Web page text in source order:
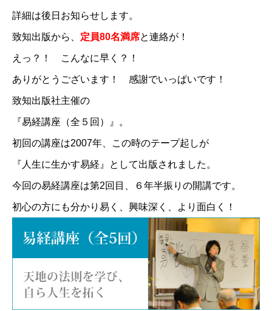
詳細は後日お知らせします。
致知出版から、 定員80名満席と連絡が！
えっ？！ こんなに早く？！
ありがとうございます！ 感謝でいっぱいです！
致知出版社主催の
『易経講座（全５回）』 。
初回の講座は2007年、この時のテープ起しが
『人生に生かす易経』として出版されました。
今回の易経講座は第2回目、６年半振りの開講です。
初心の方にも分かり易く、興味深く、より面白く！